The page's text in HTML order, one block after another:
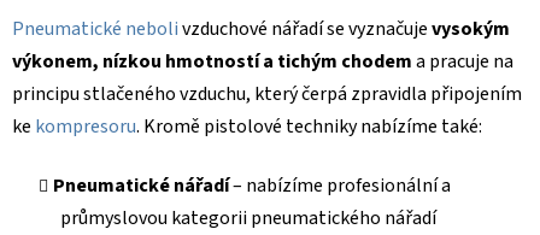
Pneumatické nebolivzduchové nářadí se vyznačujevysokým
výkonem, nízkou hmotností a tichým chodema pracuje na
principu stlačeného vzduchu, který čerpá zpravidla připojením
ke kompresoru. Kromě pistolové techniky nabízíme také:
Pneumatické nářadí– nabízíme profesionální a
průmyslovou kategorii pneumatického nářadí